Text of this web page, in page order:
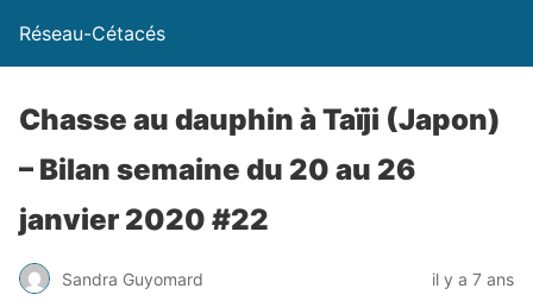
Réseau-Cétacés
Chasse au dauphin à Taïji (Japon)
– Bilan semaine du 20 au 26
janvier 2020 #22
Sandra Guyomard il y a 7 ans